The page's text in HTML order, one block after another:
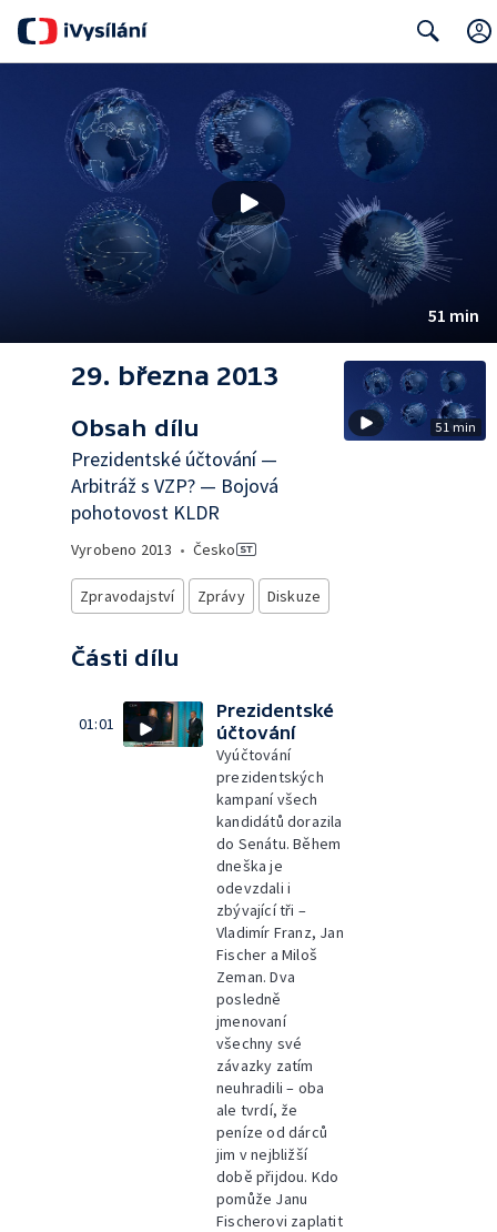
51 min
29. března 2013
Obsah dílu
Prezidentské účtování —
Arbitráž s VZP? — Bojová
pohotovost KLDR
Vyrobeno 2013 • Česko
Zpravodajství Zprávy Diskuze
Části dílu
01:01
Prezidentské
účtování
Vyúčtování
prezidentských
kampaní všech
kandidátů dorazila
do Senátu. Během
dneška je
odevzdali i
zbývající tři –
Vladimír Franz, Jan
Fischer a Miloš
Zeman. Dva
posledně
jmenovaní
všechny své
závazky zatím
neuhradili – oba
ale tvrdí, že
peníze od dárců
jim v nejbližší
době přijdou. Kdo
pomůže Janu
Fischerovi zaplatit
51 min